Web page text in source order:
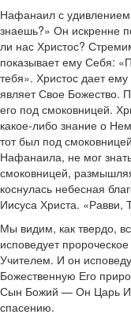
Нафанаил с
знаешь?» Он искренне
ли нас Христос?
показывает ему Себя:
тебя». Христос дает
являет Свое Божество.
его под смоковницей.
какое-либо знание о
тот был под
Нафанаила, не мог
смоковницей,
коснулась небесная
Иисуса Христа.
Мы видим, как твердо,
исповедует
Учителем. И он
Божественную Его
Сын Божий — Он Царь
спасению.